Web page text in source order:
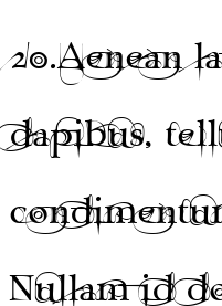
20.Aenean
dapibus,
Nullam id